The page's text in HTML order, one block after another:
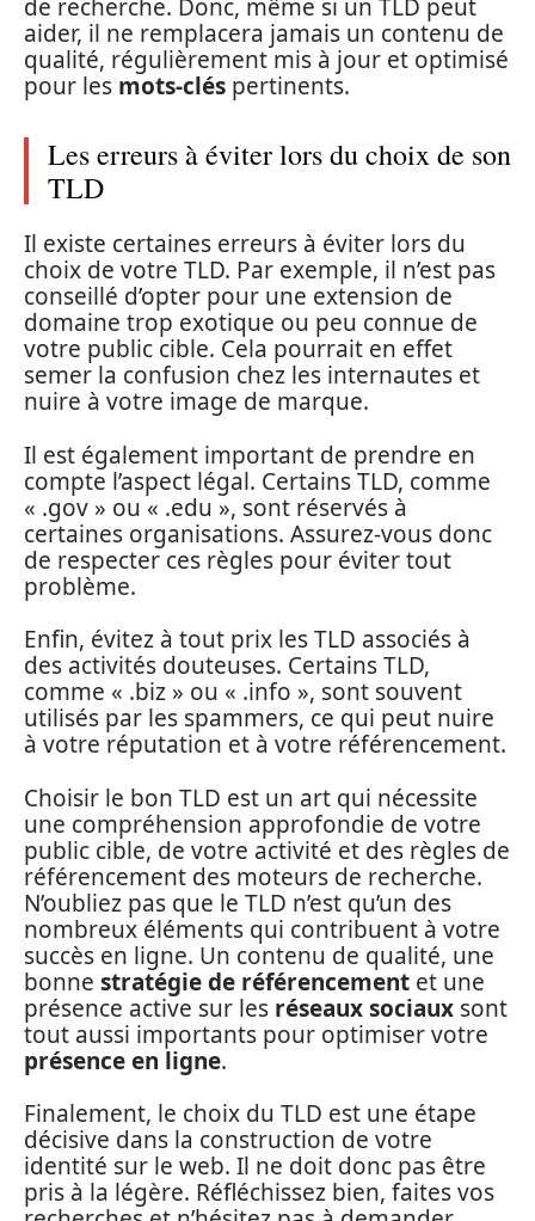
de recherche. Donc, même si un TLD peut
aider, il ne remplacera jamais un contenu de
qualité, régulièrement mis à jour et optimisé
pour les mots-clés pertinents.
Les erreurs à éviter lors du choix de son
TLD
Il existe certaines erreurs à éviter lors du
choix de votre TLD. Par exemple, il n’est pas
conseillé d’opter pour une extension de
domaine trop exotique ou peu connue de
votre public cible. Cela pourrait en effet
semer la confusion chez les internautes et
nuire à votre image de marque.
Il est également important de prendre en
compte l’aspect légal. Certains TLD, comme
« .gov » ou « .edu », sont réservés à
certaines organisations. Assurez-vous donc
de respecter ces règles pour éviter tout
problème.
Enfin, évitez à tout prix les TLD associés à
des activités douteuses. Certains TLD,
comme « .biz » ou « .info », sont souvent
utilisés par les spammers, ce qui peut nuire
à votre réputation et à votre référencement.
Choisir le bon TLD est un art qui nécessite
une compréhension approfondie de votre
public cible, de votre activité et des règles de
référencement des moteurs de recherche.
N’oubliez pas que le TLD n’est qu’un des
nombreux éléments qui contribuent à votre
succès en ligne. Un contenu de qualité, une
bonne stratégie de référencement et une
présence active sur les réseaux sociaux sont
tout aussi importants pour optimiser votre
présence en ligne.
Finalement, le choix du TLD est une étape
décisive dans la construction de votre
identité sur le web. Il ne doit donc pas être
pris à la légère. Réfléchissez bien, faites vos